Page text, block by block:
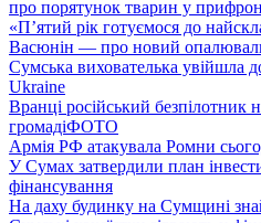
про порятунок тварин у
«П’ятий рік готуємося до
Васюнін — про новий
Сумська вихователька увійшла
Ukraine
Вранці російський безпілотник
громадіФОТО
Армія РФ атакувала Ромни
У Сумах затвердили план
фінансування
На даху будинку на Сумщині